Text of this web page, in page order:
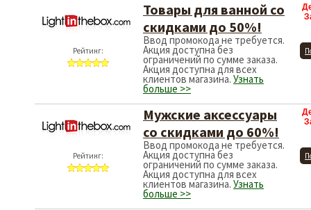
Рейтинг:
Товары для ванной со
скидками до 50%!
Ввод промокода не требуется.
Акция доступна без
ограничений по сумме заказа.
Акция доступна для всех
клиентов магазина. Узнать
больше >>
Рейтинг:
Мужские аксессуары
со скидками до 60%!
Ввод промокода не требуется.
Акция доступна без
ограничений по сумме заказа.
Акция доступна для всех
клиентов магазина. Узнать
больше >>